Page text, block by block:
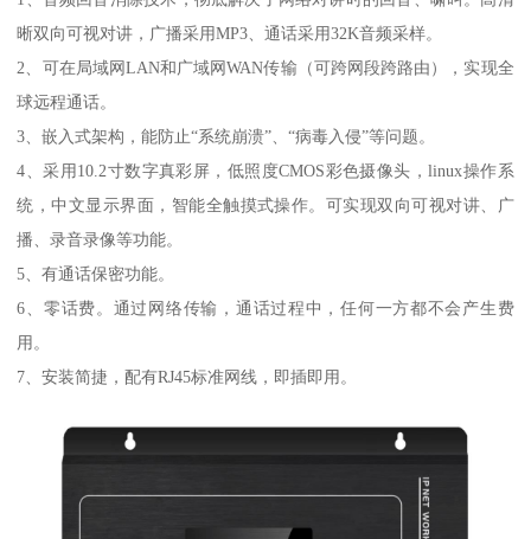
晰双向可视对讲，广播采用MP3、通话采用32K音频采样。
2、可在局域网LAN和广域网WAN传输（可跨网段跨路由），实现全
球远程通话。
3、嵌入式架构，能防止“系统崩溃”、“病毒入侵”等问题。
4、采用10.2寸数字真彩屏，低照度CMOS彩色摄像头，linux操作系
统，中文显示界面，智能全触摸式操作。可实现双向可视对讲、广
播、录音录像等功能。
5、有通话保密功能。
6、零话费。通过网络传输，通话过程中，任何一方都不会产生费
用。
7、安装简捷，配有RJ45标准网线，即插即用。